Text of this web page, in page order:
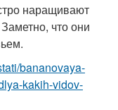
наращивают
что они
bananovaya-
kakih-vidov-